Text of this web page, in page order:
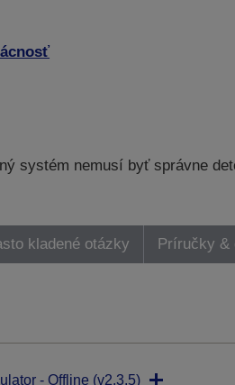
systém nemusí byť správne
kladené otázky Príručky &
- Offline (v2.3.5)